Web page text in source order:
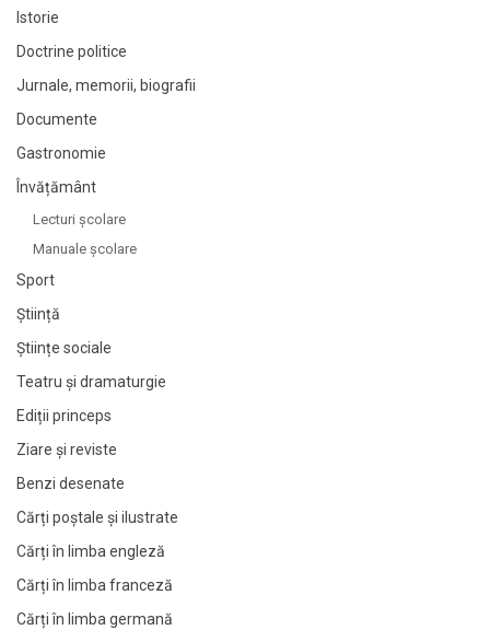
Istorie
Doctrine politice
Jurnale, memorii, biografii
Documente
Gastronomie
Învățământ
Lecturi şcolare
Manuale şcolare
Sport
Știință
Științe sociale
Teatru și dramaturgie
Ediții princeps
Ziare şi reviste
Benzi desenate
Cărți poștale și ilustrate
Cărți în limba engleză
Cărți în limba franceză
Cărți în limba germană